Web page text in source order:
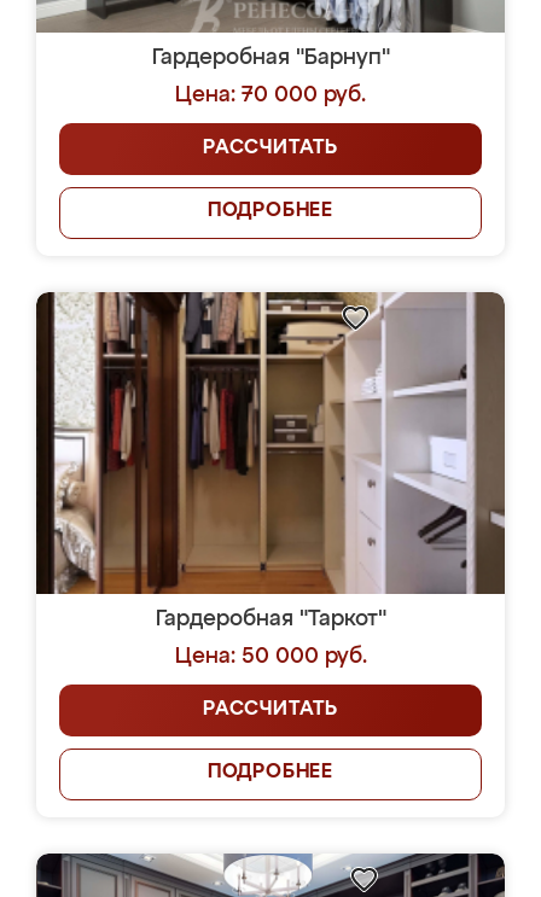
Гардеробная "Барнуп"
Цена: 70 000 руб.
РАССЧИТАТЬ
ПОДРОБНЕЕ
Гардеробная "Таркот"
Цена: 50 000 руб.
РАССЧИТАТЬ
ПОДРОБНЕЕ